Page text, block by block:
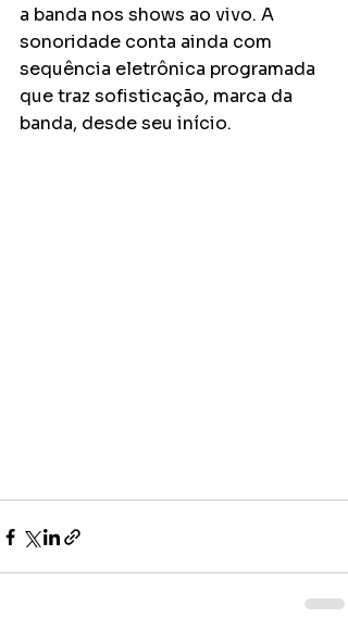
a banda nos shows ao vivo. A
sonoridade conta ainda com
sequência eletrônica programada
que traz sofisticação, marca da
banda, desde seu início.